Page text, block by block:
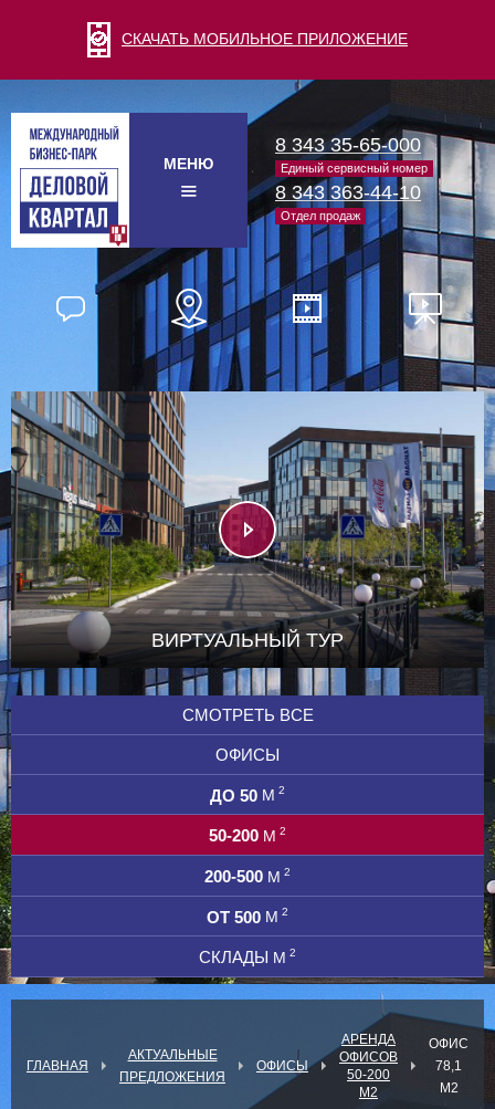
СКАЧАТЬ МОБИЛЬНОЕ ПРИЛОЖЕНИЕ
МЕНЮ
8 343 35-65-000
Единый сервисный номер
8 343 363-44-10
Отдел продаж
ВИРТУАЛЬНЫЙ ТУР
СМОТРЕТЬ ВСЕ
ОФИСЫ
ДО 50 М 2
50-200 М 2
200-500 М 2
ОТ 500 М 2
СКЛАДЫ М 2
ГЛАВНАЯ
АКТУАЛЬНЫЕ
ПРЕДЛОЖЕНИЯ
ОФИСЫ
АРЕНДА
ОФИСОВ
50-200
М2
ОФИС
78,1
М2